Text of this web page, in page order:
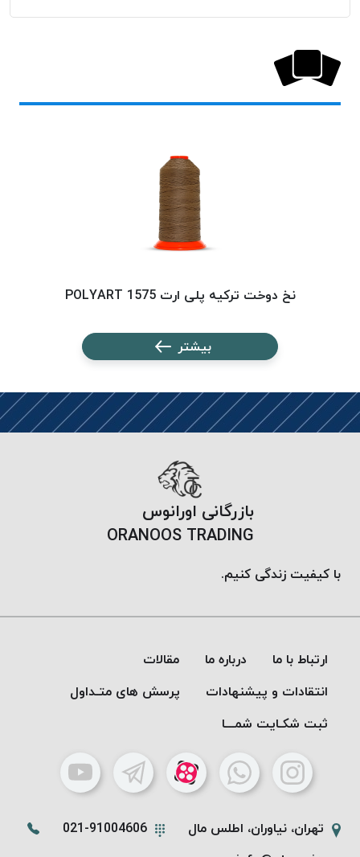
پایین
OMEGA
VENTO
نسوز
Aramid
&
Aramid
نخ دوخت ترکیه پلی ارت 1575 POLYART
بیشتر
بازرگانی اورانوس
ORANOOS TRADING
با کیفیت زندگی کنیم.
ارتباط با ما درباره ما
مقالات
انتقادات و پیشنهادات
پرسش های متـداول
ثبت شکـایت شمـــا
تهران، نیاوران، اطلس مال
021-91004606